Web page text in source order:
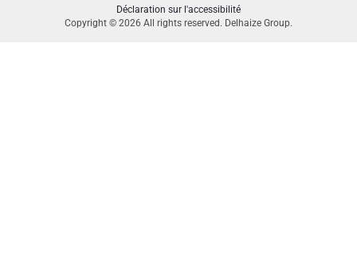
Déclaration sur l'accessibilité
Copyright © 2026 All rights reserved. Delhaize Group.